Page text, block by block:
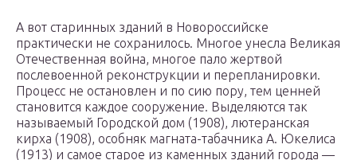
А вот старинных зданий в Новороссийске
практически не сохранилось. Многое унесла Великая
Отечественная война, многое пало жертвой
послевоенной реконструкции и перепланировки.
Процесс не остановлен и по сию пору, тем ценней
становится каждое сооружение. Выделяются так
называемый Городской дом (1908), лютеранская
кирха (1908), особняк магната-табачника А. Юкелиса
(1913) и самое старое из каменных зданий города —